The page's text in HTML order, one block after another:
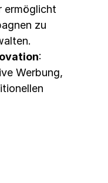
ermöglicht
zu
:
Werbung,